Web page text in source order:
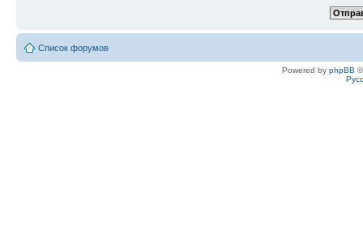
Список форумов
Powered by phpBB